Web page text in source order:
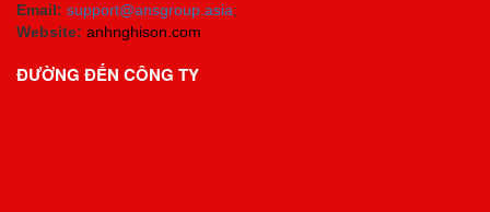
Email: support@ansgroup.asia;
Website: anhnghison.com
ĐƯỜNG ĐẾN CÔNG TY